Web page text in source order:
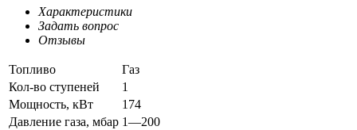
Характеристики
Задать вопрос
Отзывы
Топливо
Газ
Кол-во ступеней
1
Мощность, кВт
174
Давление газа, мбар 1—200